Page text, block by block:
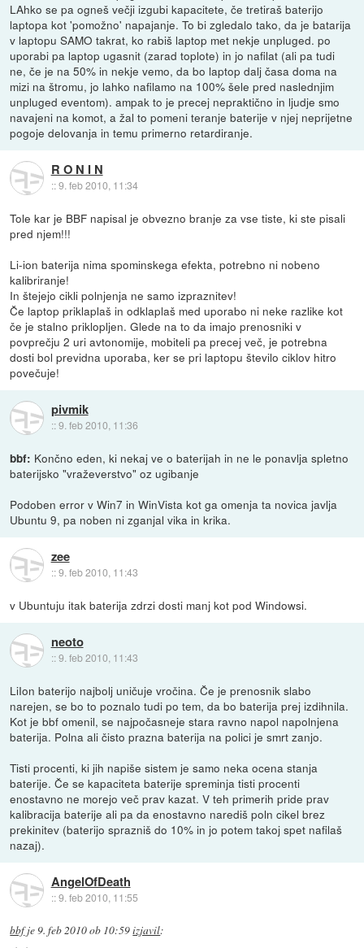
LAhko se pa ogneš večji izgubi kapacitete, če tretiraš baterijo
laptopa kot 'pomožno' napajanje. To bi zgledalo tako, da je batarija
v laptopu SAMO takrat, ko rabiš laptop met nekje unpluged. po
uporabi pa laptop ugasnit (zarad toplote) in jo nafilat (ali pa tudi
ne, če je na 50% in nekje vemo, da bo laptop dalj časa doma na
mizi na štromu, jo lahko nafilamo na 100% šele pred naslednjim
unpluged eventom). ampak to je precej nepraktično in ljudje smo
navajeni na komot, a žal to pomeni teranje baterije v njej neprijetne
pogoje delovanja in temu primerno retardiranje.
R O N I N
::9. feb 2010, 11:34
Tole kar je BBF napisal je obvezno branje za vse tiste, ki ste pisali
pred njem!!!
Li-ion baterija nima spominskega efekta, potrebno ni nobeno
kalibriranje!
In štejejo cikli polnjenja ne samo izpraznitev!
Če laptop priklaplaš in odklaplaš med uporabo ni neke razlike kot
če je stalno priklopljen. Glede na to da imajo prenosniki v
povprečju 2 uri avtonomije, mobiteli pa precej več, je potrebna
dosti bol previdna uporaba, ker se pri laptopu število ciklov hitro
povečuje!
pivmik
::9. feb 2010, 11:36
bbf: Končno eden, ki nekaj ve o baterijah in ne le ponavlja spletno
baterijsko "vraževerstvo" oz ugibanje
Podoben error v Win7 in WinVista kot ga omenja ta novica javlja
Ubuntu 9, pa noben ni zganjal vika in krika.
zee
::9. feb 2010, 11:43
v Ubuntuju itak baterija zdrzi dosti manj kot pod Windowsi.
neoto
::9. feb 2010, 11:43
LiIon baterijo najbolj uničuje vročina. Če je prenosnik slabo
narejen, se bo to poznalo tudi po tem, da bo baterija prej izdihnila.
Kot je bbf omenil, se najpočasneje stara ravno napol napolnjena
baterija. Polna ali čisto prazna baterija na polici je smrt zanjo.
Tisti procenti, ki jih napiše sistem je samo neka ocena stanja
baterije. Če se kapaciteta baterije spreminja tisti procenti
enostavno ne morejo več prav kazat. V teh primerih pride prav
kalibracija baterije ali pa da enostavno narediš poln cikel brez
prekinitev (baterijo sprazniš do 10% in jo potem takoj spet nafilaš
nazaj).
AngelOfDeath
::9. feb 2010, 11:55
bbfje9. feb 2010 ob 10:59izjavil: